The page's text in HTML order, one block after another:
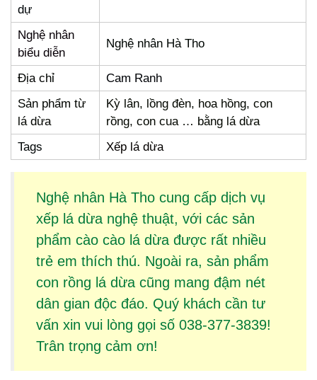
dự
Nghệ nhân
biểu diễn
Nghệ nhân Hà Tho
Địa chỉ
Cam Ranh
Sản phẩm từ
lá dừa
Kỳ lân, lồng đèn, hoa hồng, con
rồng, con cua … bằng lá dừa
Tags
Xếp lá dừa
Nghệ nhân Hà Tho cung cấp dịch vụ
xếp lá dừanghệ thuật, với các sản
phẩm cào cào lá dừađược rất nhiều
trẻ em thích thú. Ngoài ra, sản phẩm
con rồng lá dừacũng mang đậm nét
dân gian độc đáo. Quý khách cần tư
vấn xin vui lòng gọi số 038-377-3839!
Trân trọng cảm ơn!